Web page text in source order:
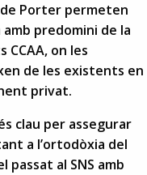
Porter permeten
predomini de la
on les
de les existents en
privat.
clau per assegurar
a l’ortodòxia del
al SNS amb